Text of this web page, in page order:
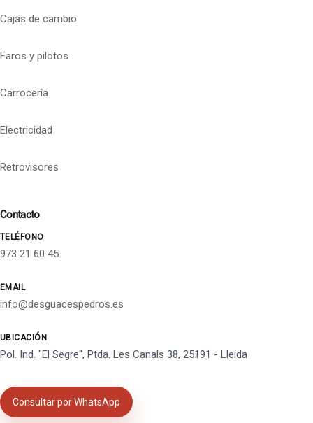
Cajas de cambio
Faros y pilotos
Carrocería
Electricidad
Retrovisores
Contacto
TELÉFONO
973 21 60 45
EMAIL
info@desguacespedros.es
UBICACIÓN
Pol. Ind. "El Segre", Ptda. Les Canals 38, 25191 - Lleida
Consultar por WhatsApp